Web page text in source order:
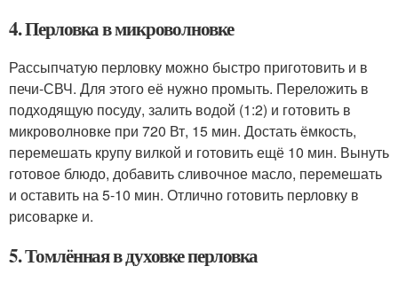
4. Перловка в микроволновке
Рассыпчатую перловку можно быстро приготовить и в
печи-СВЧ. Для этого её нужно промыть. Переложить в
подходящую посуду, залить водой (1:2) и готовить в
микроволновке при 720 Вт, 15 мин. Достать ёмкость,
перемешать крупу вилкой и готовить ещё 10 мин. Вынуть
готовое блюдо, добавить сливочное масло, перемешать
и оставить на 5-10 мин. Отлично готовить перловку в
рисоварке и.
5. Томлённая в духовке перловка